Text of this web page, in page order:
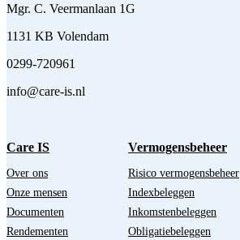
Mgr. C. Veermanlaan 1G
1131 KB Volendam
0299-720961
info@care-is.nl
Care IS
Over ons
Onze mensen
Documenten
Rendementen
Vermogensbeheer
Risico vermogensbeheer
Indexbeleggen
Inkomstenbeleggen
Obligatiebeleggen